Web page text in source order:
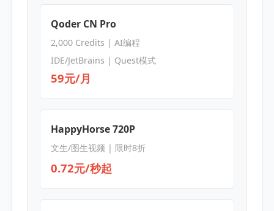
Qoder CN Pro
2,000 Credits | AI编程
IDE/JetBrains | Quest模式
59元/月
HappyHorse 720P
文生/图生视频 | 限时8折
0.72元/秒起